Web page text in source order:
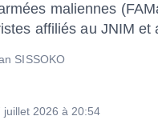
maliennes
affiliés au JNIM et
SISSOKO
juillet 2026 à 20:54